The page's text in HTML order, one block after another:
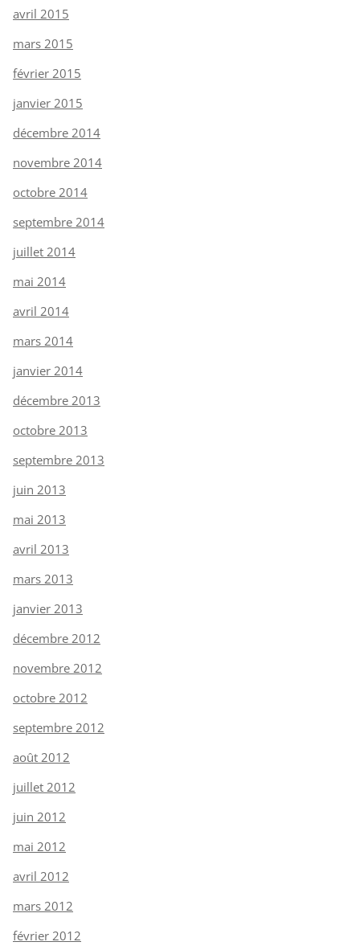
avril 2015
mars 2015
février 2015
janvier 2015
décembre 2014
novembre 2014
octobre 2014
septembre 2014
juillet 2014
mai 2014
avril 2014
mars 2014
janvier 2014
décembre 2013
octobre 2013
septembre 2013
juin 2013
mai 2013
avril 2013
mars 2013
janvier 2013
décembre 2012
novembre 2012
octobre 2012
septembre 2012
août 2012
juillet 2012
juin 2012
mai 2012
avril 2012
mars 2012
février 2012